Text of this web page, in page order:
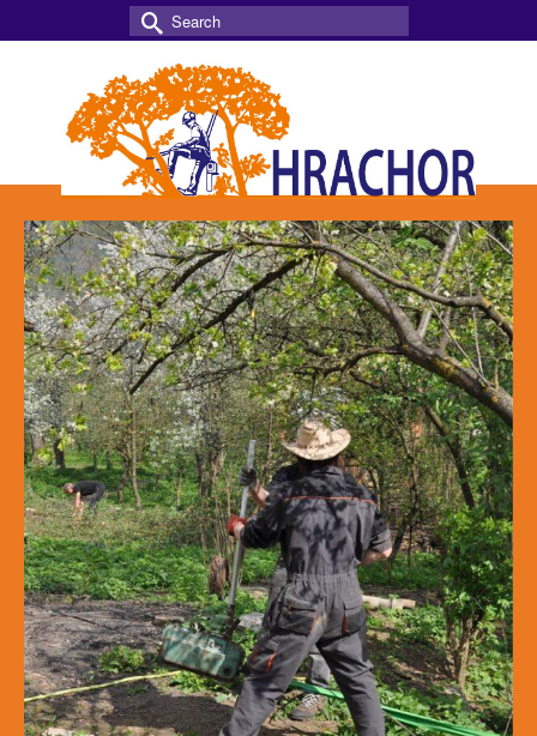
Search
for: